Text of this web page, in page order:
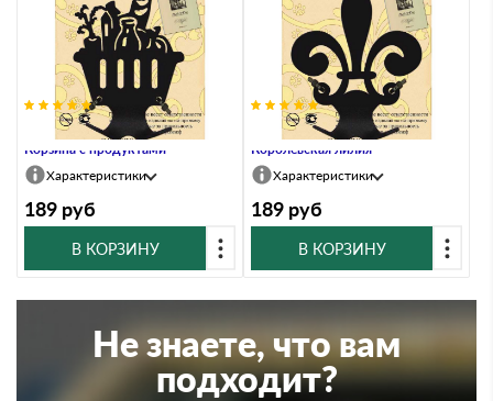
Подсумочник Duck & Dog 03
Корзина с продуктами
Характеристики
189 руб
В КОРЗИНУ
Подсумочник Duck & Dog 04
Королевская лилия
Характеристики
189 руб
В КОРЗИНУ
Не знаете, что вам
подходит?